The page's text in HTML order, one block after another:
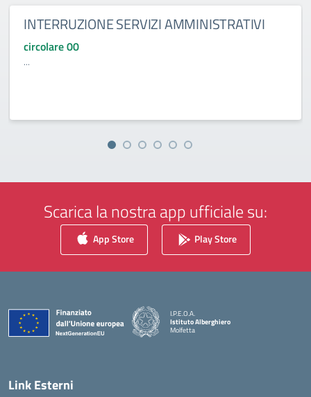
INTERRUZIONE SERVIZI AMMINISTRATIVI
circolare 00
...
Scarica la nostra app ufficiale su:
App Store Play Store
I.P.E.O.A.
Istituto Alberghiero
Molfetta
Link Esterni